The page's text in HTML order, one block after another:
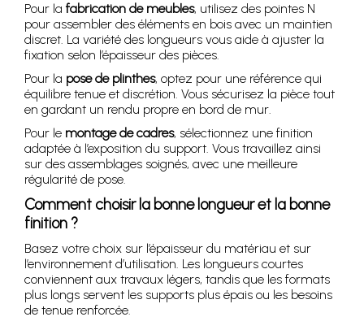
Pour la fabrication de meubles, utilisez des pointes N
pour assembler des éléments en bois avec un maintien
discret. La variété des longueurs vous aide à ajuster la
fixation selon l’épaisseur des pièces.
Pour la pose de plinthes, optez pour une référence qui
équilibre tenue et discrétion. Vous sécurisez la pièce tout
en gardant un rendu propre en bord de mur.
Pour le montage de cadres, sélectionnez une finition
adaptée à l’exposition du support. Vous travaillez ainsi
sur des assemblages soignés, avec une meilleure
régularité de pose.
Comment choisir la bonne longueur et la bonne
finition ?
Basez votre choix sur l’épaisseur du matériau et sur
l’environnement d’utilisation. Les longueurs courtes
conviennent aux travaux légers, tandis que les formats
plus longs servent les supports plus épais ou les besoins
de tenue renforcée.